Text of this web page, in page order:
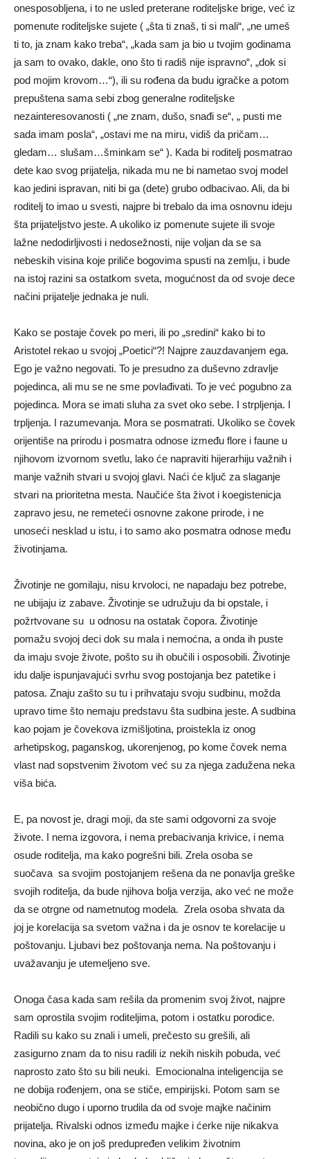
onesposobljena, i to ne usled preterane roditeljske brige, već iz
pomenute roditeljske sujete ( „šta ti znaš, ti si mali“, „ne umeš
ti to, ja znam kako treba“, „kada sam ja bio u tvojim godinama
ja sam to ovako, dakle, ono što ti radiš nije ispravno“, „dok si
pod mojim krovom…“), ili su rođena da budu igračke a potom
prepuštena sama sebi zbog generalne roditeljske
nezainteresovanosti ( „ne znam, dušo, snađi se“, „ pusti me
sada imam posla“, „ostavi me na miru, vidiš da pričam…
gledam… slušam…šminkam se“ ). Kada bi roditelj posmatrao
dete kao svog prijatelja, nikada mu ne bi nametao svoj model
kao jedini ispravan, niti bi ga (dete) grubo odbacivao. Ali, da bi
roditelj to imao u svesti, najpre bi trebalo da ima osnovnu ideju
šta prijateljstvo jeste. A ukoliko iz pomenute sujete ili svoje
lažne nedodirljivosti i nedosežnosti, nije voljan da se sa
nebeskih visina koje priliče bogovima spusti na zemlju, i bude
na istoj razini sa ostatkom sveta, mogućnost da od svoje dece
načini prijatelje jednaka je nuli.
Kako se postaje čovek po meri, ili po „sredini“ kako bi to
Aristotel rekao u svojoj „Poetici“?! Najpre zauzdavanjem ega.
Ego je važno negovati. To je presudno za duševno zdravlje
pojedinca, ali mu se ne sme povlađivati. To je već pogubno za
pojedinca. Mora se imati sluha za svet oko sebe. I strpljenja. I
trpljenja. I razumevanja. Mora se posmatrati. Ukoliko se čovek
orijentiše na prirodu i posmatra odnose između flore i faune u
njihovom izvornom svetlu, lako će napraviti hijerarhiju važnih i
manje važnih stvari u svojoj glavi. Naći će ključ za slaganje
stvari na prioritetna mesta. Naučiće šta život i koegistenicja
zapravo jesu, ne remeteći osnovne zakone prirode, i ne
unoseći nesklad u istu, i to samo ako posmatra odnose među
životinjama.
Životinje ne gomilaju, nisu krvoloci, ne napadaju bez potrebe,
ne ubijaju iz zabave. Životinje se udružuju da bi opstale, i
požrtvovane su u odnosu na ostatak čopora. Životinje
pomažu svojoj deci dok su mala i nemoćna, a onda ih puste
da imaju svoje živote, pošto su ih obučili i osposobili. Životinje
idu dalje ispunjavajući svrhu svog postojanja bez patetike i
patosa. Znaju zašto su tu i prihvataju svoju sudbinu, možda
upravo time što nemaju predstavu šta sudbina jeste. A sudbina
kao pojam je čovekova izmišljotina, proistekla iz onog
arhetipskog, paganskog, ukorenjenog, po kome čovek nema
vlast nad sopstvenim životom već su za njega zadužena neka
viša bića.
E, pa novost je, dragi moji, da ste sami odgovorni za svoje
živote. I nema izgovora, i nema prebacivanja krivice, i nema
osude roditelja, ma kako pogrešni bili. Zrela osoba se
suočava sa svojim postojanjem rešena da ne ponavlja greške
svojih roditelja, da bude njihova bolja verzija, ako već ne može
da se otrgne od nametnutog modela. Zrela osoba shvata da
joj je korelacija sa svetom važna i da je osnov te korelacije u
poštovanju. Ljubavi bez poštovanja nema. Na poštovanju i
uvažavanju je utemeljeno sve.
Onoga časa kada sam rešila da promenim svoj život, najpre
sam oprostila svojim roditeljima, potom i ostatku porodice.
Radili su kako su znali i umeli, prečesto su grešili, ali
zasigurno znam da to nisu radili iz nekih niskih pobuda, već
naprosto zato što su bili neuki. Emocionalna inteligencija se
ne dobija rođenjem, ona se stiče, empirijski. Potom sam se
neobično dugo i uporno trudila da od svoje majke načinim
prijatelja. Rivalski odnos između majke i ćerke nije nikakva
novina, ako je on još predupređen velikim životnim